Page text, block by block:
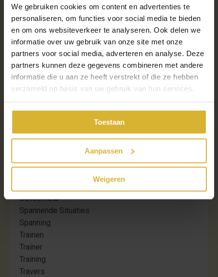
We gebruiken cookies om content en advertenties te
personaliseren, om functies voor social media te bieden
en om ons websiteverkeer te analyseren. Ook delen we
informatie over uw gebruik van onze site met onze
partners voor social media, adverteren en analyse. Deze
partners kunnen deze gegevens combineren met andere
informatie die u aan ze heeft verstrekt of die ze hebben
verzameld op basis van uw gebruik van hun services.
Toestaan
Aanpassen
Weigeren
Onbalans
Opleiding
Paard
Paard Kopen
Paard Met Spanning
Paarden
Paardeneigenaar
Paardenliefhebber
Paardrijden
Pauze Hokje
Rechtrichten
Rijden
Scheefheid
Spannende Situaties
Spanning
Trainen
Trainer
Training
Travers